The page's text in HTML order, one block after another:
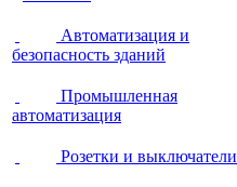
Автоматизация и
безопасность зданий
Промышленная
автоматизация
Розетки и выключатели